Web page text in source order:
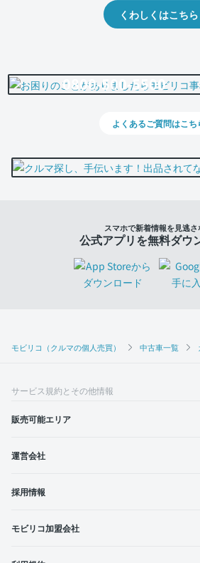
モビリコ（クルマの個人売買） 中古車一覧
くわしくはこちら
0800-500-5500
よくあるご質問はこち
スマホで新着情報を見逃さ
公式アプリを無料ダウ
サービス規約とその他情報
販売可能エリア
運営会社
採用情報
モビリコ加盟会社